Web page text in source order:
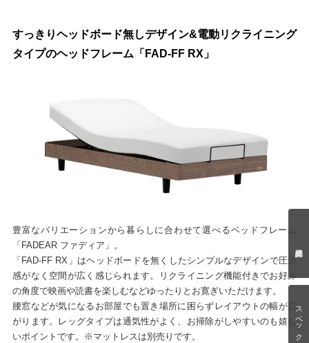
スペック情報
すっきりヘッドボード無しデザイン&電動リクライニング
タイプのヘッドフレーム「FAD-FF RX」
豊富なバリエーションから暮らしに合わせて選べるベッドフレーム
「FADEAR ファディア」。
「FAD-FF RX」はヘッドボードを無くしたシンプルなデザインで圧迫
感がなく空間が広く感じられます。リクライニング機能付きでお好み
の角度で映画や読書を楽しむなどゆったりとお寛ぎいただけます。
腰窓などが気になるお部屋でも置き場所に困らずレイアウトの幅が広
がります。レッグタイプは通気性がよく、お掃除がしやすいのも嬉し
いポイントです。※マットレスは別売りです。